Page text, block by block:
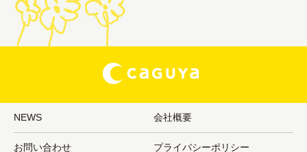
NEWS 会社概要
お問い合わせ プライバシーポリシー